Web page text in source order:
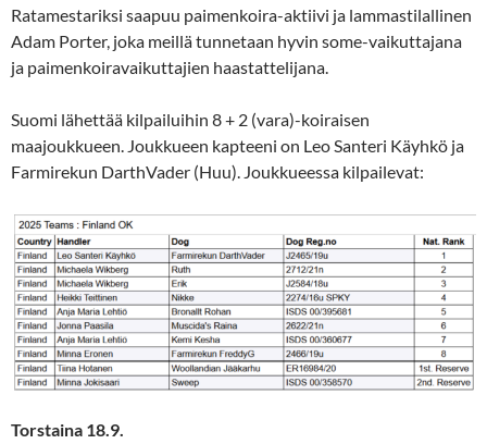
Ratamestariksi saapuu paimenkoira-aktiivi ja lammastilallinen
Adam Porter, joka meillä tunnetaan hyvin some-vaikuttajana
ja paimenkoiravaikuttajien haastattelijana.
Suomi lähettää kilpailuihin 8 + 2 (vara)-koiraisen
maajoukkueen. Joukkueen kapteeni on Leo Santeri Käyhkö ja
Farmirekun DarthVader (Huu). Joukkueessa kilpailevat:
Torstaina 18.9.